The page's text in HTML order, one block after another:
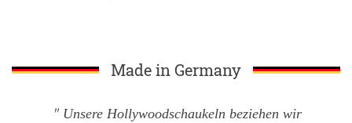
Made in Germany
Unsere Hollywoodschaukeln beziehen wir